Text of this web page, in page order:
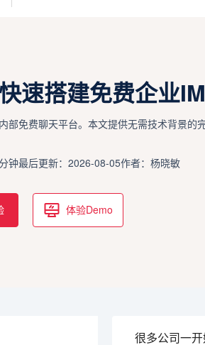
速搭建免费企业IM
部免费聊天平台。本文提供无需技术背景的
钟最后更新：2026-08-05作者：杨晓敏
体验Demo
很多公司一开